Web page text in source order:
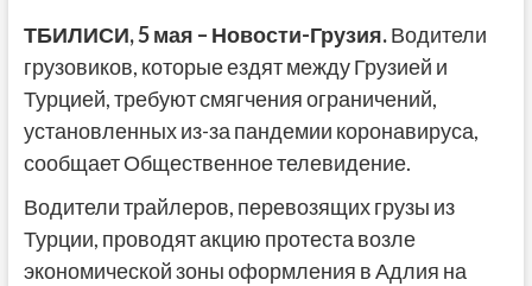
ТБИЛИСИ,5 мая – Новости-Грузия.Водители
грузовиков, которые ездят между Грузией и
Турцией, требуют смягчения ограничений,
установленных из-за пандемии коронавируса,
сообщает Общественное телевидение.
Водители трайлеров, перевозящих грузы из
Турции, проводят акцию протеста возле
экономической зоны оформления в Адлия на